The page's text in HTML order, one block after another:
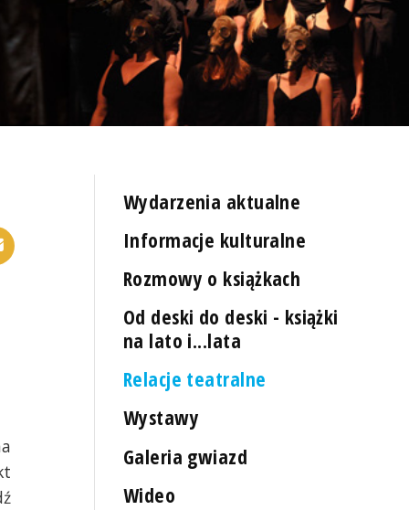
Wydarzenia aktualne
Informacje kulturalne
Rozmowy o książkach
Od deski do deski - książki
na lato i...lata
Relacje teatralne
Wystawy
Galeria gwiazd
Wideo